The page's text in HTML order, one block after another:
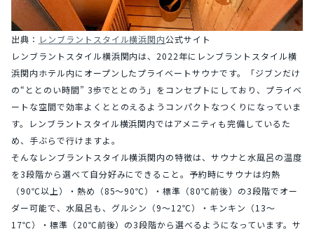
出典： レンブラントスタイル横浜関内公式サイト
レンブラントスタイル横浜関内は、2022年にレンブラントスタイル横
浜関内ホテル内にオープンしたプライベートサウナです。「ジブンだけ
の“ととのい時間” 3歩でととのう」をコンセプトにしており、プライベ
ートな空間で効率よくととのえるようコンパクトなつくりになっていま
す。レンブラントスタイル横浜関内ではアメニティも完備しているた
め、手ぶらで行けますよ。
そんなレンブラントスタイル横浜関内の特徴は、サウナと水風呂の温度
を3段階から選べて自分好みにできること。予約時にサウナは灼熱
（90℃以上）・熱め（85～90℃）・標準（80℃前後）の3段階でオー
ダー可能で、水風呂も、グルシン（9～12℃）・キンキン（13～
17℃）・標準（20℃前後）の3段階から選べるようになっています。サ